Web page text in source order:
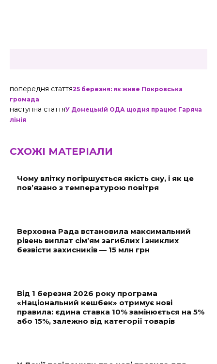
попередня стаття25 березня: як живе Покровська
громада
наступна статтяУ Донецькій ОДА щодня працює Гаряча
лінія
СХОЖІ МАТЕРІАЛИ
Чому влітку погіршується якість сну, і як це
пов’язано з температурою повітря
Верховна Рада встановила максимальний
рівень виплат сім’ям загиблих і зниклих
безвісти захисників — 15 млн грн
Від 1 березня 2026 року програма
«Національний кешбек» отримує нові
правила: єдина ставка 10% замінюється на 5%
або 15%, залежно від категорії товарів